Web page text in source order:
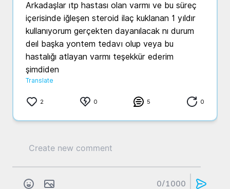
Arkadaşlar ıtp hastası olan varmı ve bu süreç
içerisinde iğleşen steroid ilaç kuklanan 1 yıldır
kullanıyorum gerçekten dayanılacak nı durum
deıl başka yontem tedavı olup veya bu
hastalığı atlayan varmı teşekkür ederim
şimdiden
Translate
2 0 5 0
0/1000